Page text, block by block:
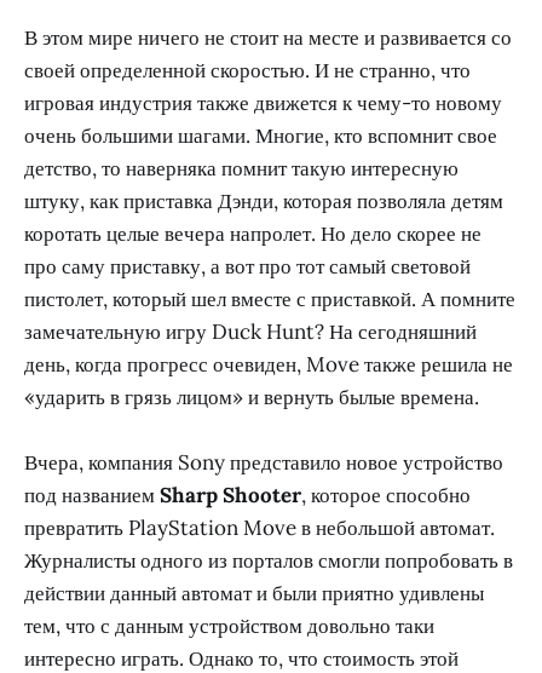
В этом мире ничего не стоит на месте и развивается со
своей определенной скоростью. И не странно, что
игровая индустрия также движется к чему-то новому
очень большими шагами. Многие, кто вспомнит свое
детство, то наверняка помнит такую интересную
штуку, как приставка Дэнди, которая позволяла детям
коротать целые вечера напролет. Но дело скорее не
про саму приставку, а вот про тот самый световой
пистолет, который шел вместе с приставкой. А помните
замечательную игру Duck Hunt? На сегодняшний
день, когда прогресс очевиден, Move также решила не
«ударить в грязь лицом» и вернуть былые времена.
Вчера, компания Sony представило новое устройство
под названиемSharp Shooter, которое способно
превратить PlayStation Move в небольшой автомат.
Журналисты одного из порталов смогли попробовать в
действии данный автомат и были приятно удивлены
тем, что с данным устройством довольно таки
интересно играть. Однако то, что стоимость этой